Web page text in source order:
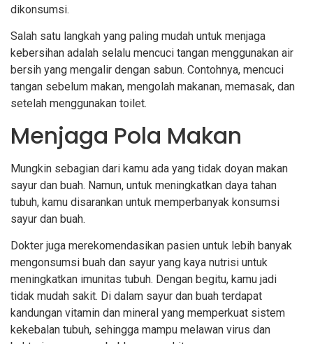
dikonsumsi.
Salah satu langkah yang paling mudah untuk menjaga
kebersihan adalah selalu mencuci tangan menggunakan air
bersih yang mengalir dengan sabun. Contohnya, mencuci
tangan sebelum makan, mengolah makanan, memasak, dan
setelah menggunakan toilet.
Menjaga Pola Makan
Mungkin sebagian dari kamu ada yang tidak doyan makan
sayur dan buah. Namun, untuk meningkatkan daya tahan
tubuh, kamu disarankan untuk memperbanyak konsumsi
sayur dan buah.
Dokter juga merekomendasikan pasien untuk lebih banyak
mengonsumsi buah dan sayur yang kaya nutrisi untuk
meningkatkan imunitas tubuh. Dengan begitu, kamu jadi
tidak mudah sakit. Di dalam sayur dan buah terdapat
kandungan vitamin dan mineral yang memperkuat sistem
kekebalan tubuh, sehingga mampu melawan virus dan